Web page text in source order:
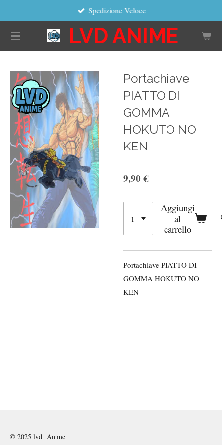
contenuto
principale
LVD ANIME
Spedizione Veloce
Portachiave
PIATTO DI
GOMMA
HOKUTO NO
KEN
9,90 €
Aggiungi
al
carrello
Portachiave PIATTO DI
GOMMA HOKUTO NO
KEN
© 2025 lvd Anime